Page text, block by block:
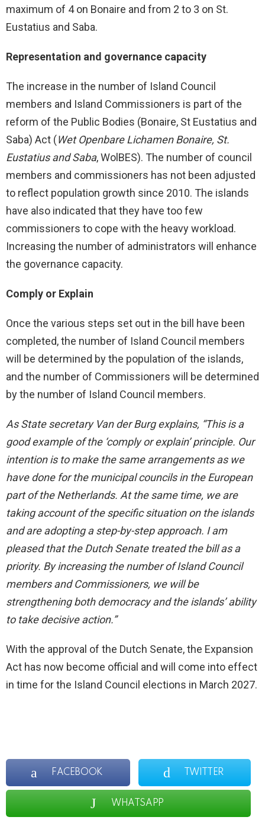
maximum of 4 on Bonaire and from 2 to 3 on St.
Eustatius and Saba.
Representation and governance capacity
The increase in the number of Island Council
members and Island Commissioners is part of the
reform of the Public Bodies (Bonaire, St Eustatius and
Saba) Act (Wet Openbare Lichamen Bonaire, St.
Eustatius and Saba, WolBES). The number of council
members and commissioners has not been adjusted
to reflect population growth since 2010. The islands
have also indicated that they have too few
commissioners to cope with the heavy workload.
Increasing the number of administrators will enhance
the governance capacity.
Comply or Explain
Once the various steps set out in the bill have been
completed, the number of Island Council members
will be determined by the population of the islands,
and the number of Commissioners will be determined
by the number of Island Council members.
As State secretary Van der Burg explains, “This is a
good example of the ‘comply or explain’ principle. Our
intention is to make the same arrangements as we
have done for the municipal councils in the European
part of the Netherlands. At the same time, we are
taking account of the specific situation on the islands
and are adopting a step-by-step approach. I am
pleased that the Dutch Senate treated the bill as a
priority. By increasing the number of Island Council
members and Commissioners, we will be
strengthening both democracy and the islands’ ability
to take decisive action.”
With the approval of the Dutch Senate, the Expansion
Act has now become official and will come into effect
in time for the Island Council elections in March 2027.
FACEBOOK TWITTER
WHATSAPP